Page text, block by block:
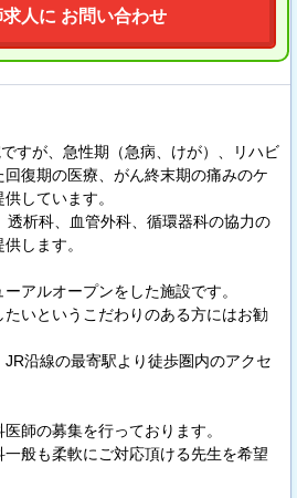
求人に お問い合わせ
すが、急性期（急病、けが）、リハビ
復期の医療、がん終末期の痛みのケ
しています。
透析科、血管外科、循環器科の協力の
します。
アルオープンをした施設です。
いというこだわりのある方にはお勧
沿線の最寄駅より徒歩圏内のアクセ
師の募集を行っております。
般も柔軟にご対応頂ける先生を希望